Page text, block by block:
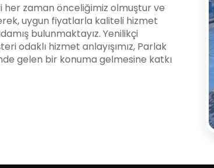
her zaman önceliğimiz olmuştur ve
uygun fiyatlarla kaliteli hizmet
bulunmaktayız. Yenilikçi
odaklı hizmet anlayışımız, Parlak
gelen bir konuma gelmesine katkı